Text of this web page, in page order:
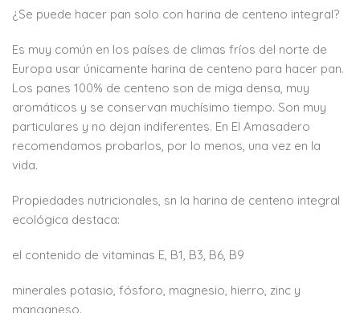
¿Se puede hacer pan solo con harina de centeno integral?
Es muy común en los países de climas fríos del norte de
Europa usar únicamente harina de centeno para hacer pan.
Los panes 100% de centeno son de miga densa, muy
aromáticos y se conservan muchísimo tiempo. Son muy
particulares y no dejan indiferentes. En El Amasadero
recomendamos probarlos, por lo menos, una vez en la
vida.
Propiedades nutricionales, sn la harina de centeno integral
ecológica destaca:
el contenido de vitaminas E, B1, B3, B6, B9
minerales potasio, fósforo, magnesio, hierro, zinc y
manganeso.